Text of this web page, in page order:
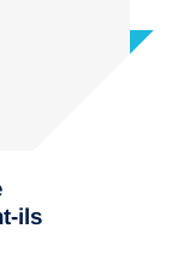
ils